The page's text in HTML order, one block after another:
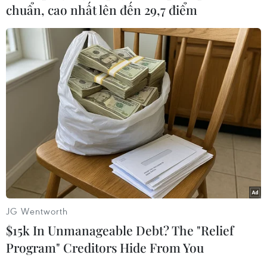
#Máy bay #Tàu chiến của Iran
#Eo biển Hormuz
#Hải quân Mỹ
#Tổng thống đắc cử Donald Trump
Mỹ
Theo dõi VietnamPlus
chuẩn, cao nhất lên đến 29,7 điểm
JG Wentworth
$15k In Unmanageable Debt? The "Relief
Program" Creditors Hide From You